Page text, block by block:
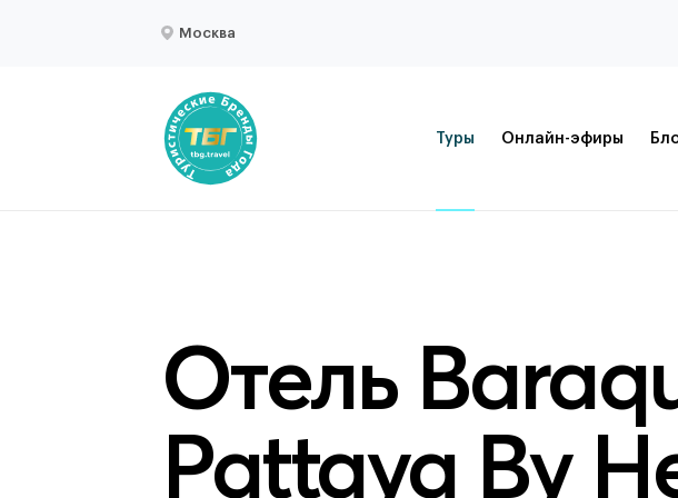
Москва
Туры Онлайн-эфиры
Отель
Pattaya By